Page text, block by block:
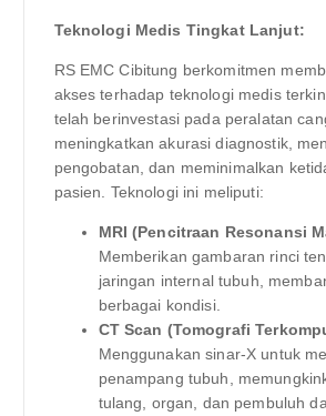
Teknologi Medis Tingkat Lanjut:
RS EMC Cibitung berkomitmen
akses terhadap teknologi medis
telah berinvestasi pada peralatan
meningkatkan akurasi diagnostik,
pengobatan, dan meminimalkan
pasien. Teknologi ini meliputi:
MRI (Pencitraan Resonansi
Memberikan gambaran rinci
jaringan internal tubuh,
berbagai kondisi.
CT Scan (Tomografi
Menggunakan sinar-X untuk
penampang tubuh,
tulang, organ, dan pembuluh